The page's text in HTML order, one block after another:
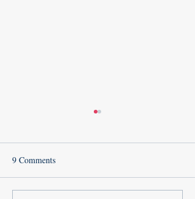
9 Comments